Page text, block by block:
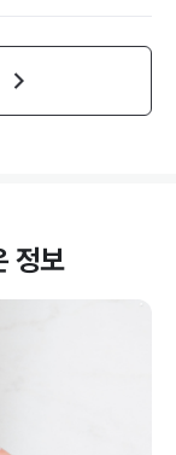
정보